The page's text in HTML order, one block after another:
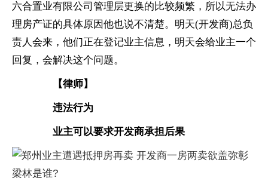
六合置业有限公司管理层更换的比较频繁，所以无法办
理房产证的具体原因他也说不清楚。明天(开发商)总负
责人会来，他们正在登记业主信息，明天会给业主一个
回复，会解决这个问题。
【律师】
违法行为
业主可以要求开发商承担后果